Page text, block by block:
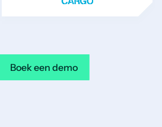
Boek een demo